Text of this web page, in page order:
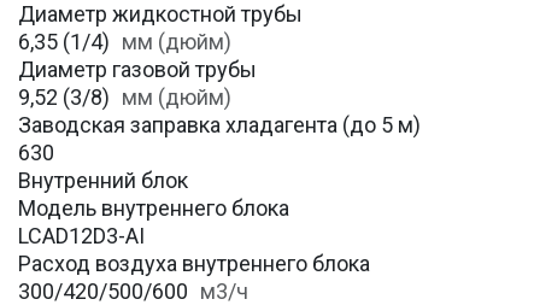
Диаметр жидкостной трубы
6,35 (1/4) мм (дюйм)
Диаметр газовой трубы
9,52 (3/8) мм (дюйм)
Заводская заправка хладагента (до 5 м)
630
Внутренний блок
Модель внутреннего блока
LCAD12D3-AI
Расход воздуха внутреннего блока
300/420/500/600 м3/ч